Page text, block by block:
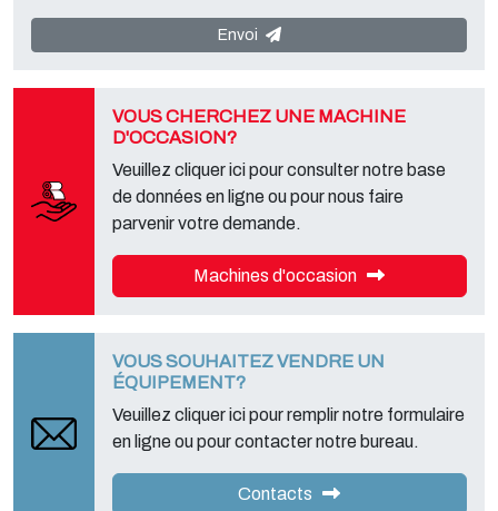
2000 S.r.l., situéVia A. Dominutti, 6 37135 (VR) Italy. Vos données
ne seront ni communiquées ni transmises à des tiers. Vous pouvez
contacter le "Service Confidentialité" auprès du responsable du
télécharger ces informations à partir de la page "confidentialité" de
Envoi
VOUS CHERCHEZ UNE MACHINE
D'OCCASION?
Veuillez cliquer ici pour consulter notre base
de données en ligne ou pour nous faire
parvenir votre demande.
Machines d'occasion
VOUS SOUHAITEZ VENDRE UN
ÉQUIPEMENT?
Veuillez cliquer ici pour remplir notre formulaire
en ligne ou pour contacter notre bureau.
Contacts